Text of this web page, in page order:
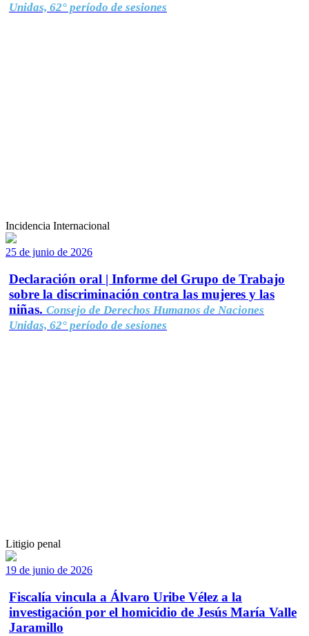
Unidas, 62° período de sesiones
Incidencia Internacional
25 de junio de 2026
Declaración oral | Informe del Grupo de Trabajo
sobre la discriminación contra las mujeres y las
niñas. Consejo de Derechos Humanos de Naciones
Unidas, 62° período de sesiones
Litigio penal
19 de junio de 2026
Fiscalía vincula a Álvaro Uribe Vélez a la
investigación por el homicidio de Jesús María Valle
Jaramillo